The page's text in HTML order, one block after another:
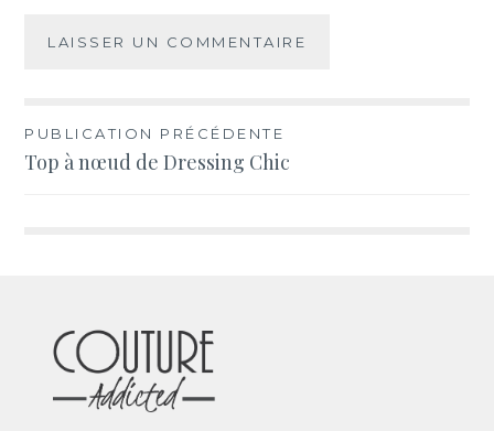
Navigation
de
PUBLICATION PRÉCÉDENTE
Top à nœud de Dressing Chic